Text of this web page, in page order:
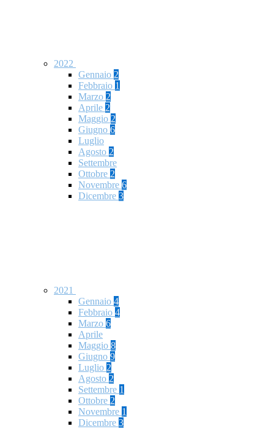
2022
Gennaio 2
Febbraio 1
Marzo 2
Aprile 2
Maggio 2
Giugno 6
Luglio
Agosto 2
Settembre
Ottobre 2
Novembre 6
Dicembre 3
2021
Gennaio 4
Febbraio 4
Marzo 6
Aprile
Maggio 8
Giugno 9
Luglio 2
Agosto 2
Settembre 1
Ottobre 2
Novembre 1
Dicembre 3